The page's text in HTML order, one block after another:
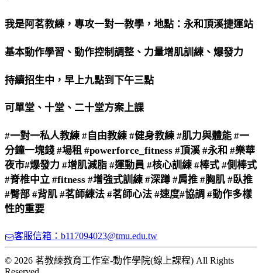
我是阿茗教練，專攻一對一教學，地點：永和頂溪捷運站
基本動作學習、動作控制調整、力量增肌訓練、爆發力
持續招生中，早上九點到下午三點
可單堂、十堂、二十堂方案上課
#一對一私人教練 #自由教練 #健身教練 #肌力與體能 #一
分鐘一塊錢 #場租 #powerforce_fitness #頂溪 #永和 #樂華
夜市#爆發力 #增肌減脂 #運動員 #核心訓練 #棒式 #側棒式
#脊椎中立 #fitness #增強式訓練 #深蹲 #肩推 #胸肌 #臥推
#臀部 #背肌 #茗師練法 #茗師心法 #速度#協調 #動作多樣
性的重要
客服信箱：b117094023@tmu.edu.tw
© 2026 茗教練教育工作室-動作學院(線上課程) All Rights